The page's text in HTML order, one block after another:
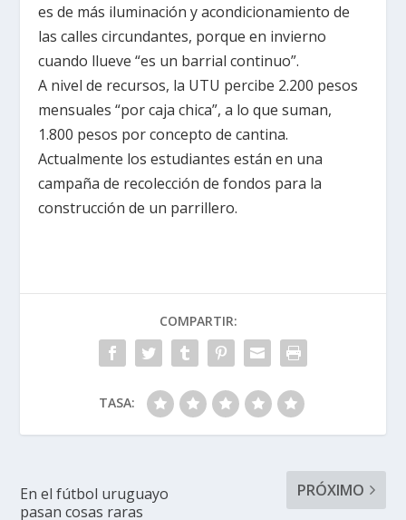
es de más iluminación y acondicionamiento de
las calles circundantes, porque en invierno
cuando llueve “es un barrial continuo”.
A nivel de recursos, la UTU percibe 2.200 pesos
mensuales “por caja chica”, a lo que suman,
1.800 pesos por concepto de cantina.
Actualmente los estudiantes están en una
campaña de recolección de fondos para la
construcción de un parrillero.
COMPARTIR:
TASA:
En el fútbol uruguayo
pasan cosas raras
PRÓXIMO